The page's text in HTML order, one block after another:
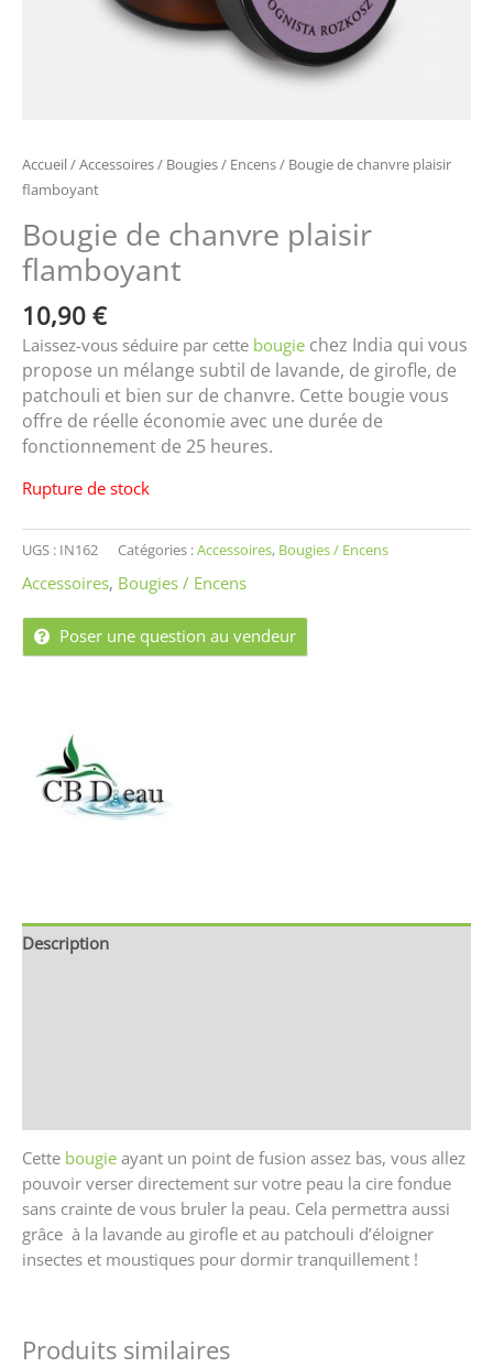
Accueil/Accessoires/ Bougies / Encens/ Bougie de chanvre plaisir
flamboyant
Bougie de chanvre plaisir
flamboyant
10,90 €
Laissez-vous séduire par cette bougie chez India qui vous
propose un mélange subtil de lavande, de girofle, de
patchouli et bien sur de chanvre. Cette bougie vous
offre de réelle économie avec une durée de
fonctionnement de 25 heures.
Rupture de stock
UGS : IN162 Catégories :Accessoires, Bougies / Encens
Accessoires, Bougies / Encens
Poser une question au vendeur
Description
Cette bougie ayant un point de fusion assez bas, vous allez
pouvoir verser directement sur votre peau la cire fondue
sans crainte de vous bruler la peau. Cela permettra aussi
grâce à la lavande au girofle et au patchouli d’éloigner
insectes et moustiques pour dormir tranquillement !
Produits similaires